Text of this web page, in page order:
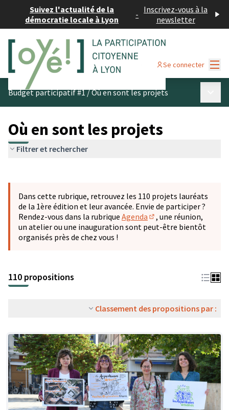
Suivez l'actualité de la
démocratie locale à Lyon
- Inscrivez-vous à la
newsletter
Se connecter
Budget participatif #1/Où en sont les projets
Où en sont les projets
Filtrer et rechercher
−
Dans cette rubrique, retrouvez les 110 projets lauréats
de la 1ère édition et leur avancée. Envie de participer ?
Rendez-vous dans la rubrique Agenda
(S'ouvre dans un
, une réunion,
un atelier ou une inauguration sont peut-être bientôt
organisés près de chez vous !
110 propositions
Classement des propositions par :